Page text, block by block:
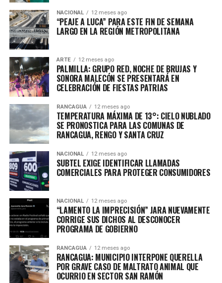
NACIONAL 12 meses ago
“PEAJE A LUCA” PARA ESTE FIN DE SEMANA
LARGO EN LA REGIÓN METROPOLITANA
ARTE 12 meses ago
PALMILLA: GRUPO RED, NOCHE DE BRUJAS Y
SONORA MALECÓN SE PRESENTARÁ EN
CELEBRACIÓN DE FIESTAS PATRIAS
RANCAGUA 12 meses ago
TEMPERATURA MÁXIMA DE 13°: CIELO NUBLADO
SE PRONOSTICA PARA LAS COMUNAS DE
RANCAGUA, RENGO Y SANTA CRUZ
NACIONAL 12 meses ago
SUBTEL EXIGE IDENTIFICAR LLAMADAS
COMERCIALES PARA PROTEGER CONSUMIDORES
NACIONAL 12 meses ago
“LAMENTO LA IMPRECISIÓN” JARA NUEVAMENTE
CORRIGE SUS DICHOS AL DESCONOCER
PROGRAMA DE GOBIERNO
RANCAGUA 12 meses ago
RANCAGUA: MUNICIPIO INTERPONE QUERELLA
POR GRAVE CASO DE MALTRATO ANIMAL QUE
OCURRIO EN SECTOR SAN RAMÓN